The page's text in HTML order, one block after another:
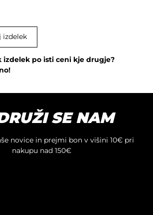
izdelek
izdelek po isti ceni kje drugje?
SE NAM
novice in prejmi bon v višini 10€ pri
nakupu nad 150€